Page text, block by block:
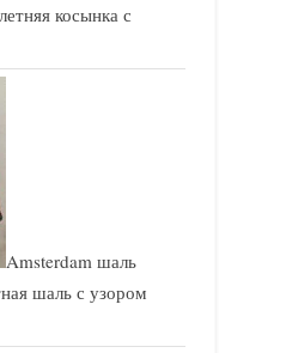
косынка с
Amsterdam шаль
шаль с узором